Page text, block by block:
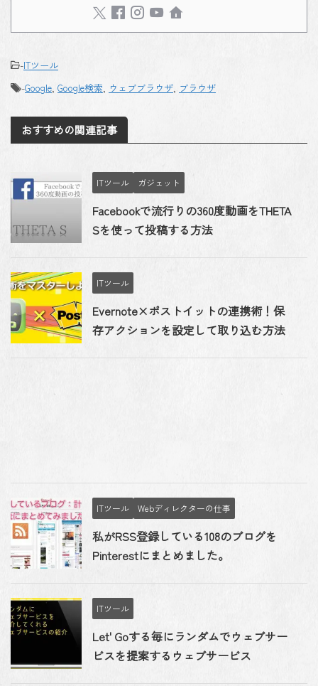
-ITツール
-Google, Google検索, ウェブブラウザ, ブラウザ
おすすめの関連記事
ITツール ガジェット
Facebookで流行りの360度動画をTHETA
Sを使って投稿する方法
ITツール
Evernote×ポストイットの連携術！保
存アクションを設定して取り込む方法
ITツール Webディレクターの仕事
私がRSS登録している108のブログを
Pinterestにまとめました。
ITツール
Let' Goする毎にランダムでウェブサー
ビスを提案するウェブサービス